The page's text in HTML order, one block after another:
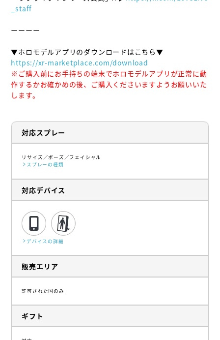
_staff
ーーーー
https://xr-marketplace.com/download
※ご購入前にお手持ちの端末でホロモデルアプリが正常に動
作するかお確かめの後、ご購入くださいますようお願いいた
します。
対応スプレー
リサイズ ポーズ
フェイシャル
スプレーの種類
対応デバイス
デバイスの詳細
販売エリア
許可された国のみ
ギフト